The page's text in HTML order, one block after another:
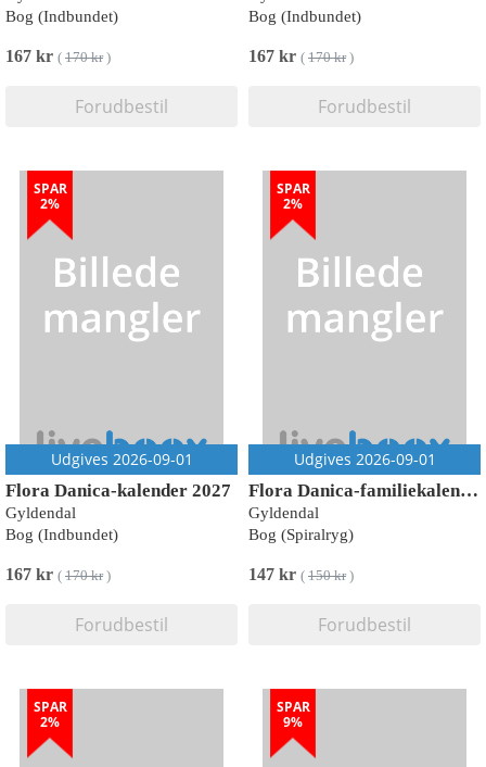
Bog (Indbundet)
167 kr ( 170 kr)
Forudbestil
Bog (Indbundet)
167 kr ( 170 kr)
Forudbestil
SPAR
2%
Udgives 2026-09-01
Flora Danica-kalender 2027
Gyldendal
Bog (Indbundet)
167 kr ( 170 kr)
Forudbestil
SPAR
2%
Udgives 2026-09-01
Flora Danica-familiekalender 2027
Gyldendal
Bog (Spiralryg)
147 kr ( 150 kr)
Forudbestil
SPAR
2%
SPAR
9%